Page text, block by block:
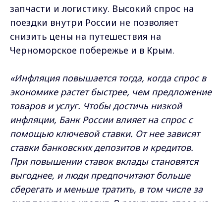
запчасти и логистику. Высокий спрос на
поездки внутри России не позволяет
снизить цены на путешествия на
Черноморское побережье и в Крым.
«Инфляция повышается тогда, когда спрос в
экономике растет быстрее, чем предложение
товаров и услуг. Чтобы достичь низкой
инфляции, Банк России влияет на спрос с
помощью ключевой ставки. От нее зависят
ставки банковских депозитов и кредитов.
При повышении ставок вклады становятся
выгоднее, и люди предпочитают больше
сберегать и меньше тратить, в том числе за